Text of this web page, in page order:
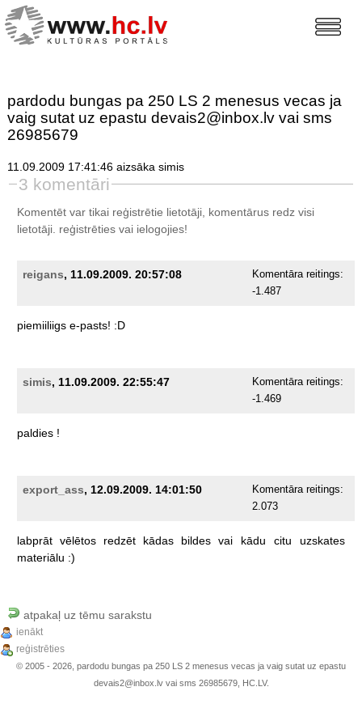
pardodu bungas pa 250 LS 2 menesus vecas ja
vaig sutat uz epastu devais2@inbox.lv vai sms
26985679
11.09.2009 17:41:46 aizsāka simis
3 komentāri
Komentēt var tikai reģistrētie lietotāji, komentārus redz visi
lietotāji. reģistrētiesvai ielogojies!
reigans, 11.09.2009. 20:57:08
Komentāra reitings:
-1.487
piemiiliigs e-pasts! :D
simis, 11.09.2009. 22:55:47
Komentāra reitings:
-1.469
paldies !
export_ass, 12.09.2009. 14:01:50
Komentāra reitings:
2.073
labprāt vēlētos redzēt kādas bildes vai kādu citu
uzskates
materiālu :)
atpakaļ uz tēmu sarakstu
ienākt
reģistrēties
© 2005 - 2026, pardodu bungas pa 250 LS 2 menesus vecas ja vaig sutat uz epastu
devais2@inbox.lv vai sms 26985679, HC.LV.